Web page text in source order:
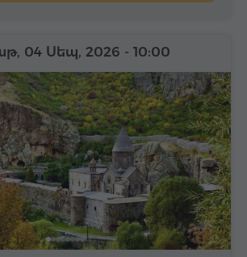
04 Սեպ, 2026 - 10:00